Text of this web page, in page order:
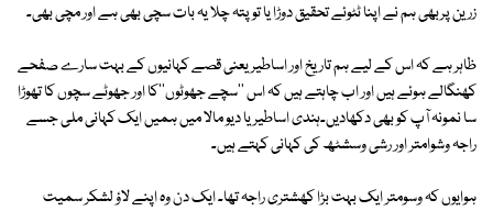
زرین پربھی ہم نے اپنا ٹٹوئے تحقیق دوڑا یا تو پتہ چلا یہ بات سچی بھی ہے اور مچی بھی۔
ظاہر ہے کہ اس کے لیے ہم تاریخ اور اساطیر یعنی قصے کہانیوں کے بہت سارے صفحے
کھنگالے ہوئے ہیں اور اب چاہتے ہیں کہ اس ''سچے جھوٹوں''کا اور جھوٹے سچوں کا تھوڑا
سا نمونہ آپ کو بھی دکھادیں۔ہندی اساطیر یا دیو مالا میں ہمیں ایک کہانی ملی جسے
راجہ وشوامتر اور رشی وسشٹھ کی کہانی کہتے ہیں۔
ہوایوں کہ وسومتر ایک بہت بڑا کھشتری راجہ تھا۔ ایک دن وہ اپنے لاؤ لشکر سمیت